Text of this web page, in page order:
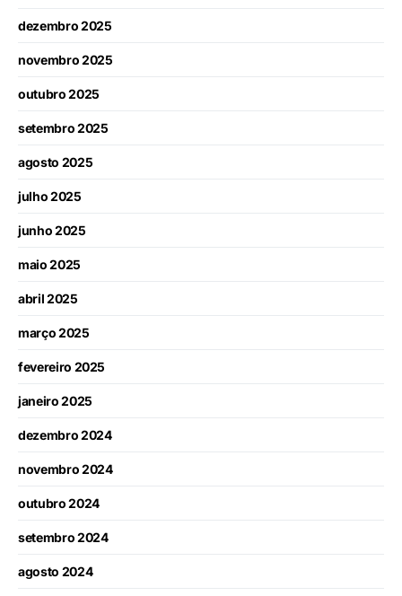
dezembro 2025
novembro 2025
outubro 2025
setembro 2025
agosto 2025
julho 2025
junho 2025
maio 2025
abril 2025
março 2025
fevereiro 2025
janeiro 2025
dezembro 2024
novembro 2024
outubro 2024
setembro 2024
agosto 2024